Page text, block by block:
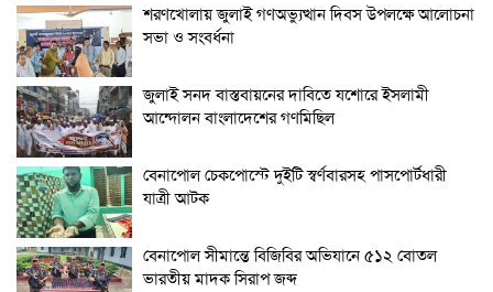
শরণখোলায় জুলাই গণঅভ্যুত্থান দিবস উপলক্ষে আলোচনা
সভা ও সংবর্ধনা
জুলাই সনদ বাস্তবায়নের দাবিতে যশোরে ইসলামী
আন্দোলন বাংলাদেশের গণমিছিল
বেনাপোল চেকপোস্টে দুইটি স্বর্ণবারসহ পাসপোর্টধারী
যাত্রী আটক
বেনাপোল সীমান্তে বিজিবির অভিযানে ৫১২ বোতল
ভারতীয় মাদক সিরাপ জব্দ